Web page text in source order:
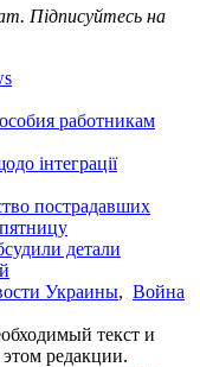
Підписуйтесь на
работникам
інтеграції
пострадавших
детали
Украины, Война
текст и
редакции.